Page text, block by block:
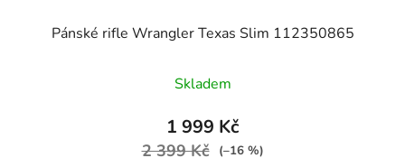
Pánské rifle Wrangler Texas Slim 112350865
Skladem
1 999 Kč
2 399 Kč (–16 %)